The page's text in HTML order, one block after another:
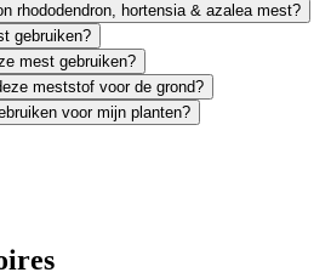
rhododendron, hortensia & azalea mest?
gebruiken?
mest gebruiken?
meststof voor de grond?
voor mijn planten?